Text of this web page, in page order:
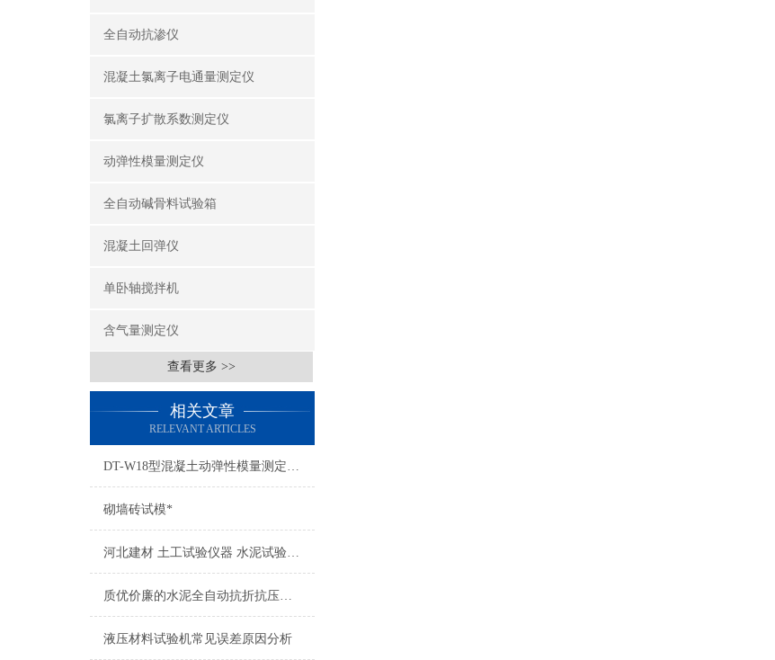
全自动抗渗仪
混凝土氯离子电通量测定仪
氯离子扩散系数测定仪
动弹性模量测定仪
全自动碱骨料试验箱
混凝土回弹仪
单卧轴搅拌机
含气量测定仪
查看更多 >>
相关文章
RELEVANT ARTICLES
DT-W18型混凝土动弹性模量测定仪主要配置
砌墙砖试模*
河北建材 土工试验仪器 水泥试验仪器 混凝土试验仪器
质优价廉的水泥全自动抗折抗压一体机
液压材料试验机常见误差原因分析